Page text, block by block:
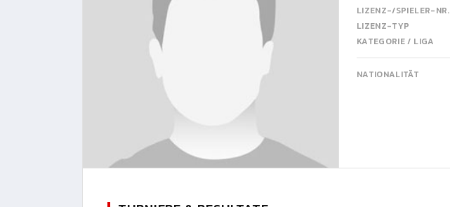
LIZENZ-/SPIELER-NR.
LIZENZ-TYP
KATEGORIE / LIGA
NATIONALITÄT